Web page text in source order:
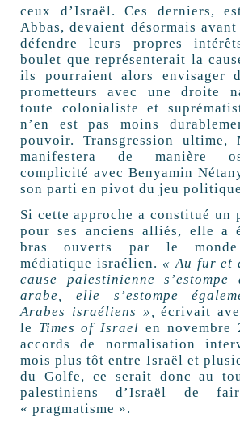
ceux d’Israël. Ces derniers,
Abbas, devaient désormais
défendre leurs propres
boulet que représenterait la
ils pourraient alors envisager
prometteurs avec une droite
toute colonialiste et
n’en est pas moins
pouvoir. Transgression ultime,
manifestera de manière
complicité avec Benyamin
son parti en pivot du jeu
Si cette approche a constitué un
pour ses anciens alliés, elle a
bras ouverts par le
médiatique israélien. « Au fur et
cause palestinienne
arabe, elle s’estompe
Arabes israéliens »,
écrivait
le Times of Israel en novembre
accords de normalisation
mois plus tôt entre Israël et
du Golfe, ce serait donc au
palestiniens d’Israël de
« pragmatisme ».